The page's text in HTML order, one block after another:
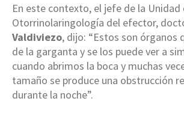
En este contexto, el jefe de la Unidad
Otorrinolaringología del efector,
Valdiviezo, dijo: “Estos son órganos
de la garganta y se los puede ver a
cuando abrimos la boca y muchas
tamaño se produce una obstrucción
durante la noche”.